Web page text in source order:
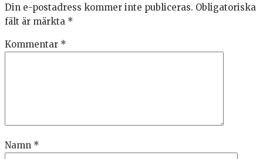
Din e-postadress kommer inte publiceras. Obligatoriska
fält är märkta *
Kommentar *
Namn *